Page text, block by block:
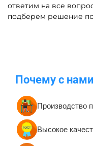
ответим на все
подберем решение
Почему с
Производство
Высокое